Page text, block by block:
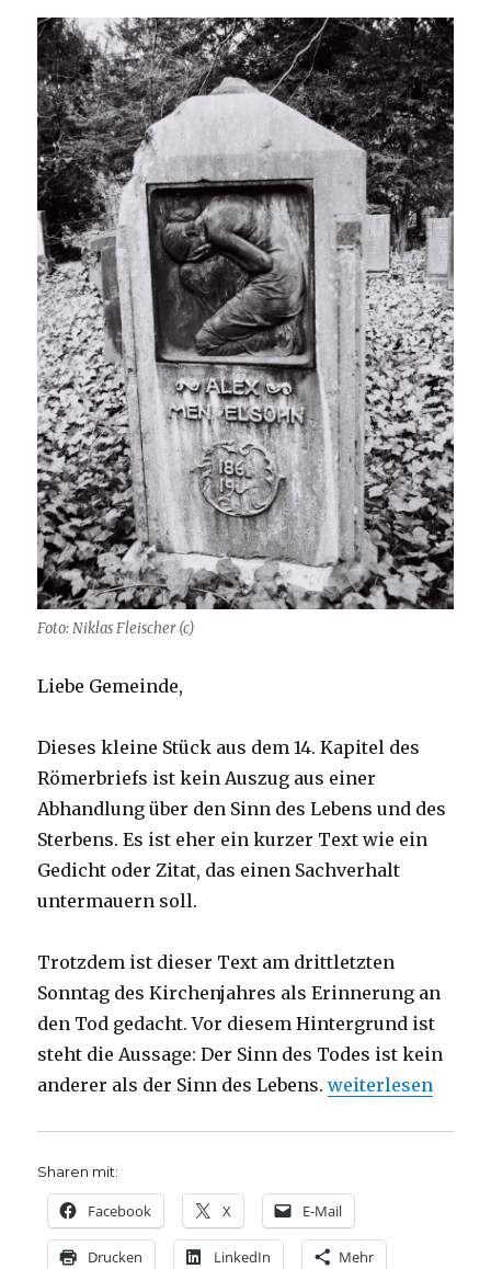
Foto: Niklas Fleischer (c)
Liebe Gemeinde,
Dieses kleine Stück aus dem 14. Kapitel des
Römerbriefs ist kein Auszug aus einer
Abhandlung über den Sinn des Lebens und des
Sterbens. Es ist eher ein kurzer Text wie ein
Gedicht oder Zitat, das einen Sachverhalt
untermauern soll.
Trotzdem ist dieser Text am drittletzten
Sonntag des Kirchenjahres als Erinnerung an
den Tod gedacht. Vor diesem Hintergrund ist
steht die Aussage: Der Sinn des Todes ist kein
anderer als der Sinn des Lebens.„Predigt über
weiterlesen
Sharen mit:
Facebook X E-Mail
Drucken LinkedIn Mehr